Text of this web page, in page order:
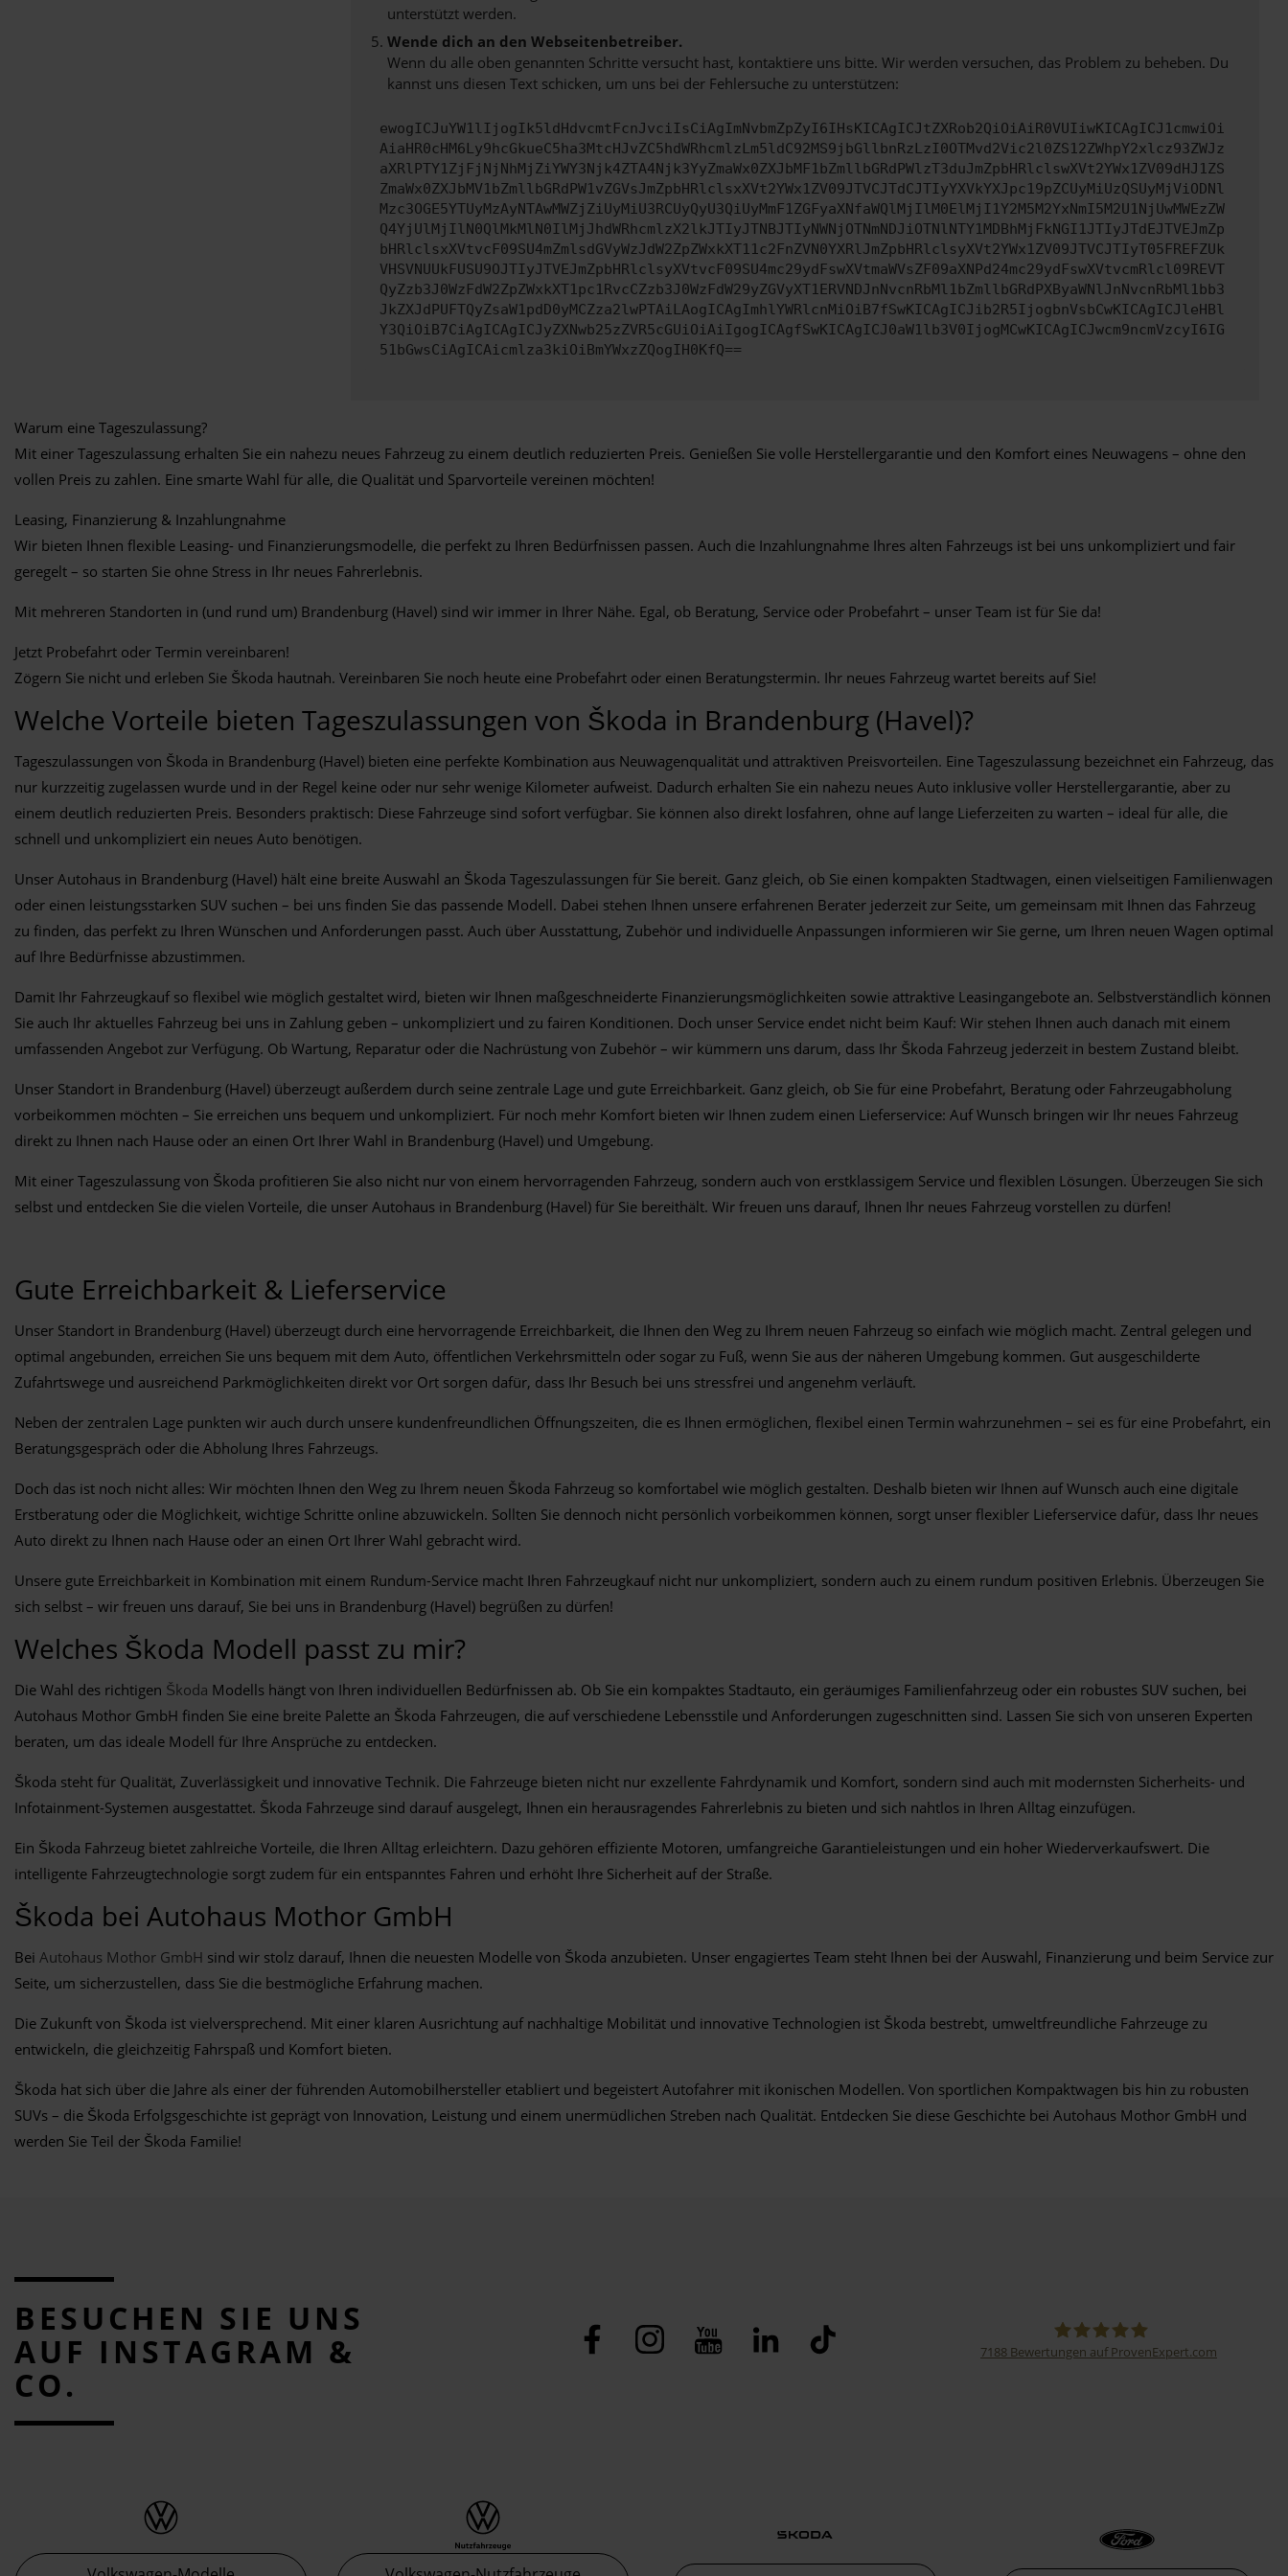
unterstützt werden.
Wende dich an den Webseitenbetreiber.
Wenn du alle oben genannten Schritte versucht hast, kontaktiere uns bitte. Wir werden versuchen, das Problem zu beheben. Du
kannst uns diesen Text schicken, um uns bei der Fehlersuche zu unterstützen:
ewogICJuYW1lIjogIk5ldHdvcmtFcnJvciIsCiAgImNvbmZpZyI6IHsKICAgICJtZXRob2QiOiAiR0VUIiwKICAgICJ1cmwiOi
AiaHR0cHM6Ly9hcGkueC5ha3MtcHJvZC5hdWRhcmlzLm5ldC92MS9jbGllbnRzLzI0OTMvd2Vic2l0ZS12ZWhpY2xlcz93ZWJz
aXRlPTY1ZjFjNjNhMjZiYWY3Njk4ZTA4Njk3YyZmaWx0ZXJbMF1bZmllbGRdPWlzT3duJmZpbHRlclswXVt2YWx1ZV09dHJ1ZS
ZmaWx0ZXJbMV1bZmllbGRdPW1vZGVsJmZpbHRlclsxXVt2YWx1ZV09JTVCJTdCJTIyYXVkYXJpc19pZCUyMiUzQSUyMjViODNl
Mzc3OGE5YTUyMzAyNTAwMWZjZiUyMiU3RCUyQyU3QiUyMmF1ZGFyaXNfaWQlMjIlM0ElMjI1Y2M5M2YxNmI5M2U1NjUwMWEzZW
Q4YjUlMjIlN0QlMkMlN0IlMjJhdWRhcmlzX2lkJTIyJTNBJTIyNWNjOTNmNDJiOTNlNTY1MDBhMjFkNGI1JTIyJTdEJTVEJmZp
bHRlclsxXVtvcF09SU4mZmlsdGVyWzJdW2ZpZWxkXT11c2FnZVN0YXRlJmZpbHRlclsyXVt2YWx1ZV09JTVCJTIyT05FREFZUk
VHSVNUUkFUSU9OJTIyJTVEJmZpbHRlclsyXVtvcF09SU4mc29ydFswXVtmaWVsZF09aXNPd24mc29ydFswXVtvcmRlcl09REVT
QyZzb3J0WzFdW2ZpZWxkXT1pc1RvcCZzb3J0WzFdW29yZGVyXT1ERVNDJnNvcnRbMl1bZmllbGRdPXByaWNlJnNvcnRbMl1bb3
JkZXJdPUFTQyZsaW1pdD0yMCZza2lwPTAiLAogICAgImhlYWRlcnMiOiB7fSwKICAgICJib2R5IjogbnVsbCwKICAgICJleHBl
Y3QiOiB7CiAgICAgICJyZXNwb25zZVR5cGUiOiAiIgogICAgfSwKICAgICJ0aW1lb3V0IjogMCwKICAgICJwcm9ncmVzcyI6IG
51bGwsCiAgICAicmlza3kiOiBmYWxzZQogIH0KfQ==
Warum eine Tageszulassung?
Mit einer Tageszulassung erhalten Sie ein nahezu neues Fahrzeug zu einem deutlich reduzierten Preis. Genießen Sie volle Herstellergarantie und den Komfort eines Neuwagens – ohne den
vollen Preis zu zahlen. Eine smarte Wahl für alle, die Qualität und Sparvorteile vereinen möchten!
Leasing, Finanzierung & Inzahlungnahme
Wir bieten Ihnen flexible Leasing- und Finanzierungsmodelle, die perfekt zu Ihren Bedürfnissen passen. Auch die Inzahlungnahme Ihres alten Fahrzeugs ist bei uns unkompliziert und fair
geregelt – so starten Sie ohne Stress in Ihr neues Fahrerlebnis.
Mit mehreren Standorten in (und rund um) Brandenburg (Havel) sind wir immer in Ihrer Nähe. Egal, ob Beratung, Service oder Probefahrt – unser Team ist für Sie da!
Jetzt Probefahrt oder Termin vereinbaren!
Zögern Sie nicht und erleben Sie Škoda hautnah. Vereinbaren Sie noch heute eine Probefahrt oder einen Beratungstermin. Ihr neues Fahrzeug wartet bereits auf Sie!
Welche Vorteile bieten Tageszulassungen von Škoda in Brandenburg (Havel)?
Tageszulassungen von Škoda in Brandenburg (Havel) bieten eine perfekte Kombination aus Neuwagenqualität und attraktiven Preisvorteilen. Eine Tageszulassung bezeichnet ein Fahrzeug, das
nur kurzzeitig zugelassen wurde und in der Regel keine oder nur sehr wenige Kilometer aufweist. Dadurch erhalten Sie ein nahezu neues Auto inklusive voller Herstellergarantie, aber zu
einem deutlich reduzierten Preis. Besonders praktisch: Diese Fahrzeuge sind sofort verfügbar. Sie können also direkt losfahren, ohne auf lange Lieferzeiten zu warten – ideal für alle, die
schnell und unkompliziert ein neues Auto benötigen.
Unser Autohaus in Brandenburg (Havel) hält eine breite Auswahl an Škoda Tageszulassungen für Sie bereit. Ganz gleich, ob Sie einen kompakten Stadtwagen, einen vielseitigen Familienwagen
oder einen leistungsstarken SUV suchen – bei uns finden Sie das passende Modell. Dabei stehen Ihnen unsere erfahrenen Berater jederzeit zur Seite, um gemeinsam mit Ihnen das Fahrzeug
zu finden, das perfekt zu Ihren Wünschen und Anforderungen passt. Auch über Ausstattung, Zubehör und individuelle Anpassungen informieren wir Sie gerne, um Ihren neuen Wagen optimal
auf Ihre Bedürfnisse abzustimmen.
Damit Ihr Fahrzeugkauf so flexibel wie möglich gestaltet wird, bieten wir Ihnen maßgeschneiderte Finanzierungsmöglichkeiten sowie attraktive Leasingangebote an. Selbstverständlich können
Sie auch Ihr aktuelles Fahrzeug bei uns in Zahlung geben – unkompliziert und zu fairen Konditionen. Doch unser Service endet nicht beim Kauf: Wir stehen Ihnen auch danach mit einem
umfassenden Angebot zur Verfügung. Ob Wartung, Reparatur oder die Nachrüstung von Zubehör – wir kümmern uns darum, dass Ihr Škoda Fahrzeug jederzeit in bestem Zustand bleibt.
Unser Standort in Brandenburg (Havel) überzeugt außerdem durch seine zentrale Lage und gute Erreichbarkeit. Ganz gleich, ob Sie für eine Probefahrt, Beratung oder Fahrzeugabholung
vorbeikommen möchten – Sie erreichen uns bequem und unkompliziert. Für noch mehr Komfort bieten wir Ihnen zudem einen Lieferservice: Auf Wunsch bringen wir Ihr neues Fahrzeug
direkt zu Ihnen nach Hause oder an einen Ort Ihrer Wahl in Brandenburg (Havel) und Umgebung.
Mit einer Tageszulassung von Škoda profitieren Sie also nicht nur von einem hervorragenden Fahrzeug, sondern auch von erstklassigem Service und flexiblen Lösungen. Überzeugen Sie sich
selbst und entdecken Sie die vielen Vorteile, die unser Autohaus in Brandenburg (Havel) für Sie bereithält. Wir freuen uns darauf, Ihnen Ihr neues Fahrzeug vorstellen zu dürfen!
Gute Erreichbarkeit & Lieferservice
Unser Standort in Brandenburg (Havel) überzeugt durch eine hervorragende Erreichbarkeit, die Ihnen den Weg zu Ihrem neuen Fahrzeug so einfach wie möglich macht. Zentral gelegen und
optimal angebunden, erreichen Sie uns bequem mit dem Auto, öffentlichen Verkehrsmitteln oder sogar zu Fuß, wenn Sie aus der näheren Umgebung kommen. Gut ausgeschilderte
Zufahrtswege und ausreichend Parkmöglichkeiten direkt vor Ort sorgen dafür, dass Ihr Besuch bei uns stressfrei und angenehm verläuft.
Neben der zentralen Lage punkten wir auch durch unsere kundenfreundlichen Öffnungszeiten, die es Ihnen ermöglichen, flexibel einen Termin wahrzunehmen – sei es für eine Probefahrt, ein
Beratungsgespräch oder die Abholung Ihres Fahrzeugs.
Doch das ist noch nicht alles: Wir möchten Ihnen den Weg zu Ihrem neuen Škoda Fahrzeug so komfortabel wie möglich gestalten. Deshalb bieten wir Ihnen auf Wunsch auch eine digitale
Erstberatung oder die Möglichkeit, wichtige Schritte online abzuwickeln. Sollten Sie dennoch nicht persönlich vorbeikommen können, sorgt unser flexibler Lieferservice dafür, dass Ihr neues
Auto direkt zu Ihnen nach Hause oder an einen Ort Ihrer Wahl gebracht wird.
Unsere gute Erreichbarkeit in Kombination mit einem Rundum-Service macht Ihren Fahrzeugkauf nicht nur unkompliziert, sondern auch zu einem rundum positiven Erlebnis. Überzeugen Sie
sich selbst – wir freuen uns darauf, Sie bei uns in Brandenburg (Havel) begrüßen zu dürfen!
Welches Škoda Modell passt zu mir?
Die Wahl des richtigen Škoda Modells hängt von Ihren individuellen Bedürfnissen ab. Ob Sie ein kompaktes Stadtauto, ein geräumiges Familienfahrzeug oder ein robustes SUV suchen, bei
Autohaus Mothor GmbH finden Sie eine breite Palette an Škoda Fahrzeugen, die auf verschiedene Lebensstile und Anforderungen zugeschnitten sind. Lassen Sie sich von unseren Experten
beraten, um das ideale Modell für Ihre Ansprüche zu entdecken.
Škoda steht für Qualität, Zuverlässigkeit und innovative Technik. Die Fahrzeuge bieten nicht nur exzellente Fahrdynamik und Komfort, sondern sind auch mit modernsten Sicherheits- und
Infotainment-Systemen ausgestattet. Škoda Fahrzeuge sind darauf ausgelegt, Ihnen ein herausragendes Fahrerlebnis zu bieten und sich nahtlos in Ihren Alltag einzufügen.
Ein Škoda Fahrzeug bietet zahlreiche Vorteile, die Ihren Alltag erleichtern. Dazu gehören effiziente Motoren, umfangreiche Garantieleistungen und ein hoher Wiederverkaufswert. Die
intelligente Fahrzeugtechnologie sorgt zudem für ein entspanntes Fahren und erhöht Ihre Sicherheit auf der Straße.
Škoda bei Autohaus Mothor GmbH
Bei Autohaus Mothor GmbH sind wir stolz darauf, Ihnen die neuesten Modelle von Škoda anzubieten. Unser engagiertes Team steht Ihnen bei der Auswahl, Finanzierung und beim Service zur
Seite, um sicherzustellen, dass Sie die bestmögliche Erfahrung machen.
Die Zukunft von Škoda ist vielversprechend. Mit einer klaren Ausrichtung auf nachhaltige Mobilität und innovative Technologien ist Škoda bestrebt, umweltfreundliche Fahrzeuge zu
entwickeln, die gleichzeitig Fahrspaß und Komfort bieten.
Škoda hat sich über die Jahre als einer der führenden Automobilhersteller etabliert und begeistert Autofahrer mit ikonischen Modellen. Von sportlichen Kompaktwagen bis hin zu robusten
SUVs – die Škoda Erfolgsgeschichte ist geprägt von Innovation, Leistung und einem unermüdlichen Streben nach Qualität. Entdecken Sie diese Geschichte bei Autohaus Mothor GmbH und
werden Sie Teil der Škoda Familie!
BESUCHEN SIE UNS
AUF INSTAGRAM &
CO.
7188 Bewertungen auf ProvenExpert.com